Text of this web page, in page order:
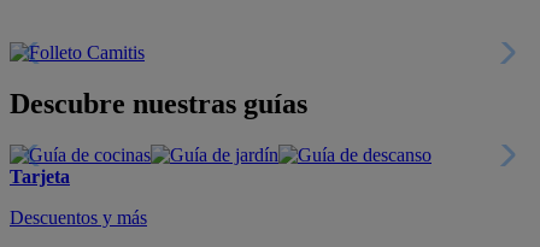
Descubre nuestras guías
Tarjeta
Descuentos y más